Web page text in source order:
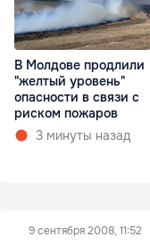
В Молдове продлили
"желтый уровень"
опасности в связи с
риском пожаров
3 минуты назад
9 сентября 2008, 11:52